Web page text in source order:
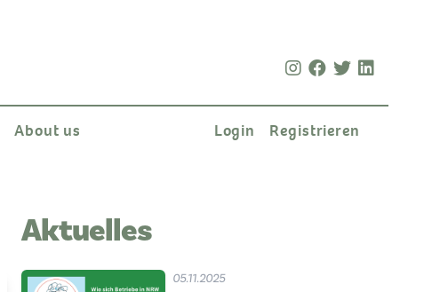
About us Login Registrieren
Aktuelles
05.11.2025